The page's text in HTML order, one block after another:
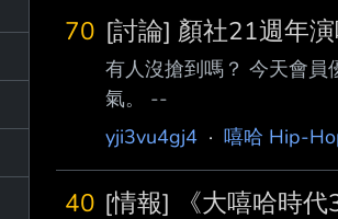
70 [討論] 顏社21週年
有人沒搶到嗎？ 今天會
氣。 --
yji3vu4gj4· 嘻哈 Hip-
40 [情報] 《大嘻哈時代